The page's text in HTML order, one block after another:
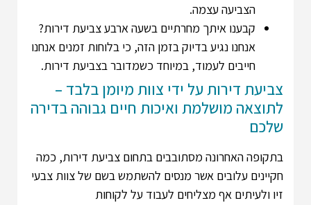
הצביעה עצמה.
קבענו איתך מחרתיים בשעה ארבע צביעת דירות?
אנחנו נגיע בדיוק בזמן הזה, כי בלוחות זמנים אנחנו
חייבים לעמוד, במיוחד כשמדובר בצביעת דירות.
צביעת דירות על ידי צוות מיומן בלבד –
לתוצאה מושלמת ואיכות חיים גבוהה בדירה
שלכם
בתקופה האחרונה מסתובבים בתחום צביעת דירות, כמה
חקיינים עלובים אשר מנסים להשתמש בשם של צוות צבעי
זיו ולעיתים אף מצליחים לעבוד על לקוחות